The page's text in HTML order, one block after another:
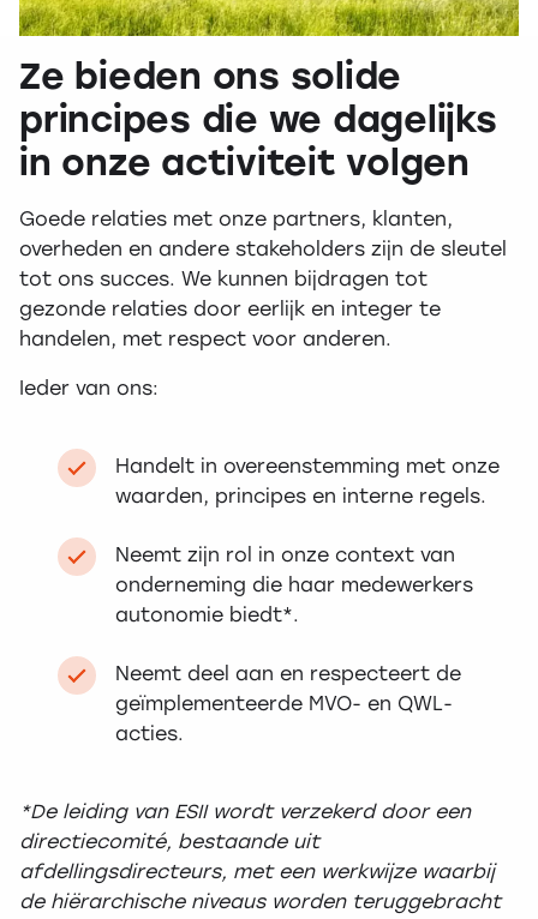
Ze bieden ons solide
principes die we dagelijks
in onze activiteit volgen
Goede relaties met onze partners, klanten,
overheden en andere stakeholders zijn de sleutel
tot ons succes. We kunnen bijdragen tot
gezonde relaties door eerlijk en integer te
handelen, met respect voor anderen.
Ieder van ons:
Handelt in overeenstemming met onze
waarden, principes en interne regels.
Neemt zijn rol in onze context van
onderneming die haar medewerkers
autonomie biedt*.
Neemt deel aan en respecteert de
geïmplementeerde MVO- en QWL-
acties.
*De leiding van ESII wordt verzekerd door een
directiecomité, bestaande uit
afdellingsdirecteurs, met een werkwijze waarbij
de hiërarchische niveaus worden teruggebracht